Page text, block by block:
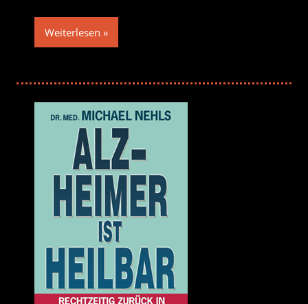
Weiterlesen